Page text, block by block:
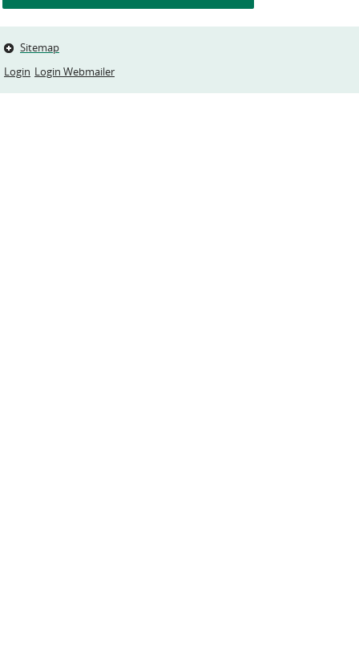
Sitemap
Login Login Webmailer